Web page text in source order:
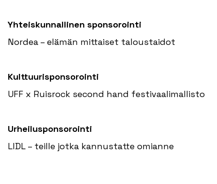
Yhteiskunnallinen sponsorointi
Nordea – elämän mittaiset taloustaidot
Kulttuurisponsorointi
UFF x Ruisrock second hand festivaalimallisto
Urheilusponsorointi
LIDL – teille jotka kannustatte omianne